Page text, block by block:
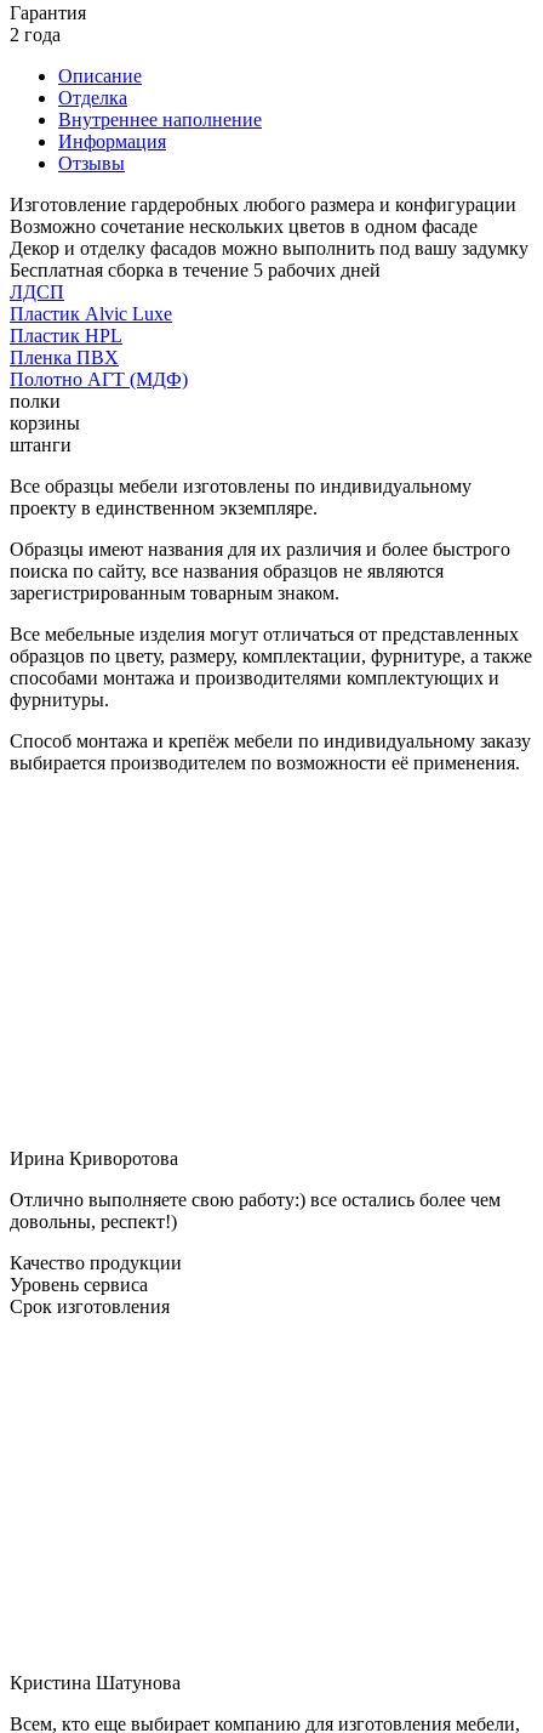
Гарантия
2 года
Описание
Отделка
Внутреннее наполнение
Информация
Отзывы
Изготовление гардеробных любого размера и конфигурации
Возможно сочетание нескольких цветов в одном фасаде
Декор и отделку фасадов можно выполнить под вашу задумку
Бесплатная сборка в течение 5 рабочих дней
ЛДСП
Пластик Alvic Luxe
Пластик HPL
Пленка ПВХ
Полотно АГТ (МДФ)
полки
корзины
штанги
Все образцы мебели изготовлены по индивидуальному
проекту в единственном экземпляре.
Образцы имеют названия для их различия и более быстрого
поиска по сайту, все названия образцов не являются
зарегистрированным товарным знаком.
Все мебельные изделия могут отличаться от представленных
образцов по цвету, размеру, комплектации, фурнитуре, а также
способами монтажа и производителями комплектующих и
фурнитуры.
Способ монтажа и крепёж мебели по индивидуальному заказу
выбирается производителем по возможности её применения.
Ирина Криворотова
Отлично выполняете свою работу:) все остались более чем
довольны, респект!)
Качество продукции
Уровень сервиса
Срок изготовления
Кристина Шатунова
Всем, кто еще выбирает компанию для изготовления мебели,